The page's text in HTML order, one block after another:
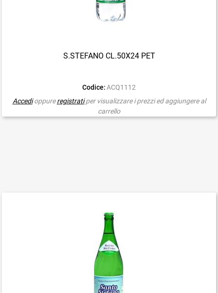
S.STEFANO CL.50X24 PET
Codice: ACQ1112
Accedioppureregistrati per visualizzare i prezzi ed aggiungere al
carrello